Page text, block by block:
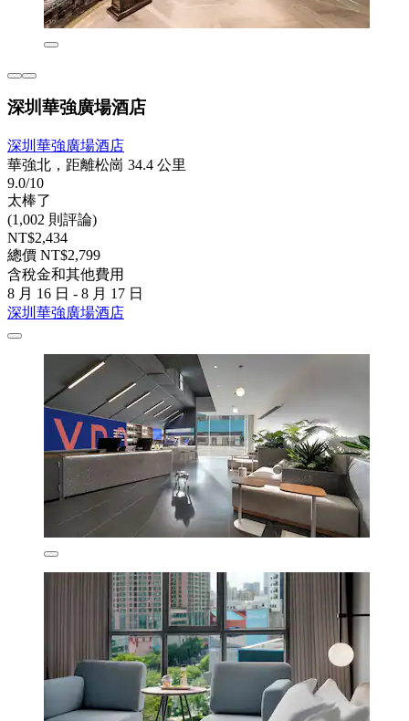
深圳華強廣場酒店
深圳華強廣場酒店
華強北，距離松崗 34.4 公里
9.0/10
太棒了
(1,002 則評論)
NT$2,434
總價 NT$2,799
含稅金和其他費用
8 月 16 日 - 8 月 17 日
深圳華強廣場酒店